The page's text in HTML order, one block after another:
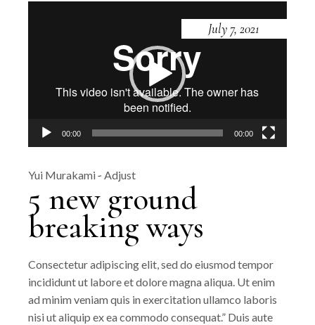
00:00 00:00
July 7, 2021
Yui Murakami Adjust
5 new ground
breaking ways
Consectetur adipiscing elit, sed do eiusmod tempor
incididunt ut labore et dolore magna aliqua. Ut enim
ad minim veniam quis in exercitation ullamco laboris
nisi ut aliquip ex ea commodo consequat.” Duis aute